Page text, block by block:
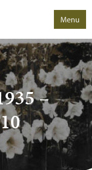
Menu
–